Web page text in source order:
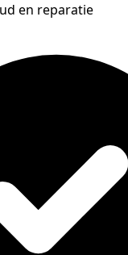
en reparatie